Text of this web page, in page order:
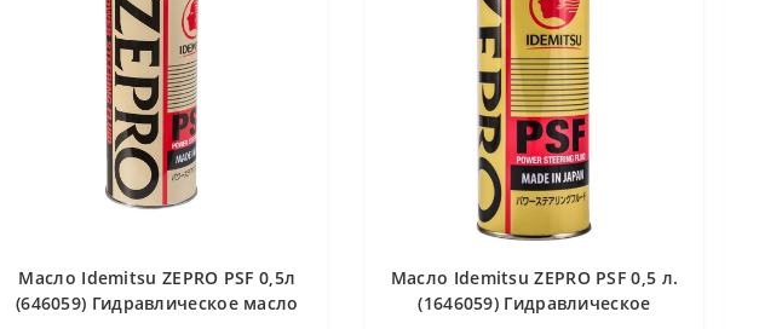
Масло Idemitsu ZEPRO PSF 0,5л
(646059) Гидравлическое масло
Масло Idemitsu ZEPRO PSF 0,5 л.
(1646059) Гидравлическое